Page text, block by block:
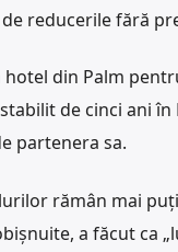
reducerile fără
din Palm
de cinci ani
partenera sa.
rămân mai
a făcut ca